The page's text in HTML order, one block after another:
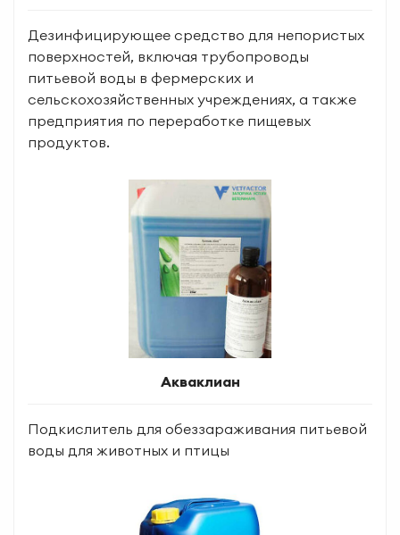
Дезинфицирующее средство для непористых
поверхностей, включая трубопроводы
питьевой воды в фермерских и
сельскохозяйственных учреждениях, а также
предприятия по переработке пищевых
продуктов.
Акваклиан
Подкислитель для обеззараживания питьевой
воды для животных и птицы